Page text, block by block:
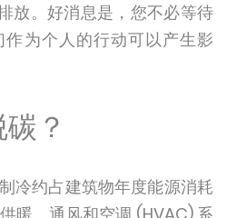
放。好消息是，您不必等待
为个人的行动可以产生影
？
冷约占建筑物年度能源消耗